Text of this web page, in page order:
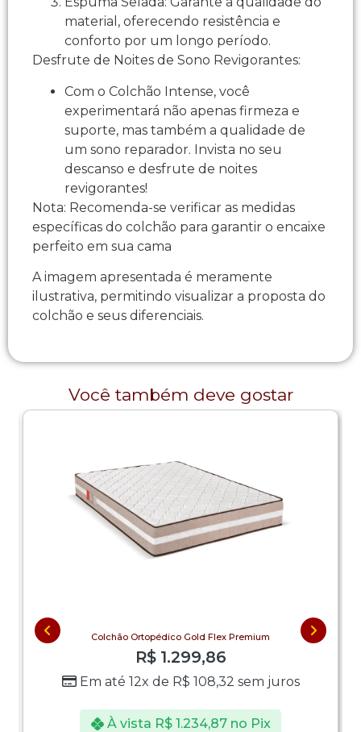
material, oferecendo resistência e
conforto por um longo período.
Desfrute de Noites de Sono Revigorantes:
Com o Colchão Intense, você
experimentará não apenas firmeza e
suporte, mas também a qualidade de
um sono reparador. Invista no seu
descanso e desfrute de noites
revigorantes!
Nota: Recomenda-se verificar as medidas
específicas do colchão para garantir o encaixe
perfeito em sua cama
A imagem apresentada é meramente
ilustrativa, permitindo visualizar a proposta do
colchão e seus diferenciais.
Você também deve gostar
Colchão Ortopédico Gold Flex Premium
R$1.299,86
Em até 12x de R$ 108,32 sem juros
À vista R$1.234,87 no Pix